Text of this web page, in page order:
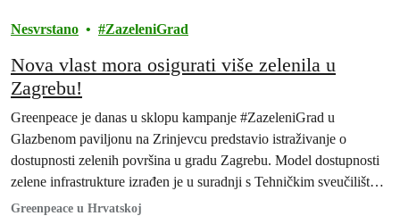
Nesvrstano ZazeleniGrad
Nova vlast mora osigurati više zelenila u
Zagrebu!
Greenpeace je danas u sklopu kampanje #ZazeleniGrad u
Glazbenom paviljonu na Zrinjevcu predstavio istraživanje o
dostupnosti zelenih površina u gradu Zagrebu. Model dostupnosti
zelene infrastrukture izrađen je u suradnji s Tehničkim sveučilištem
u Beču. Ovom prilikom Greenpeace je također uputio zahtjeve
Greenpeace u Hrvatskoj